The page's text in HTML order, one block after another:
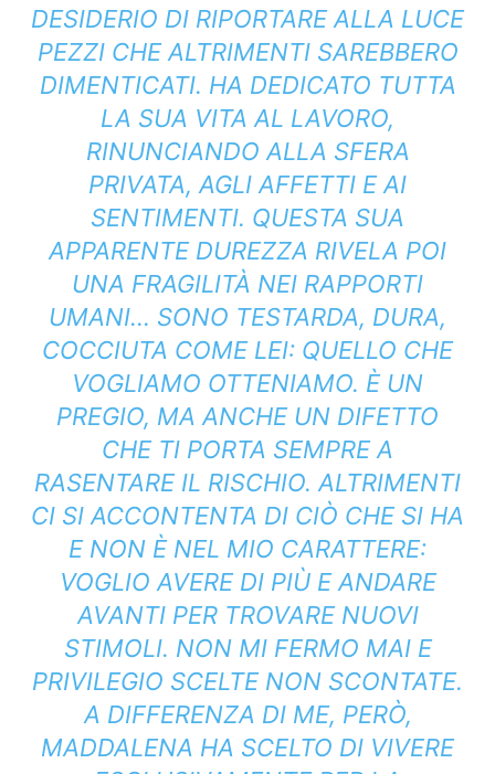
DESIDERIO DI RIPORTARE ALLA LUCE
PEZZI CHE ALTRIMENTI SAREBBERO
DIMENTICATI. HA DEDICATO TUTTA
LA SUA VITA AL LAVORO,
RINUNCIANDO ALLA SFERA
PRIVATA, AGLI AFFETTI E AI
SENTIMENTI. QUESTA SUA
APPARENTE DUREZZA RIVELA POI
UNA FRAGILITÀ NEI RAPPORTI
UMANI… SONO TESTARDA, DURA,
COCCIUTA COME LEI: QUELLO CHE
VOGLIAMO OTTENIAMO. È UN
PREGIO, MA ANCHE UN DIFETTO
CHE TI PORTA SEMPRE A
RASENTARE IL RISCHIO. ALTRIMENTI
CI SI ACCONTENTA DI CIÒ CHE SI HA
E NON È NEL MIO CARATTERE:
VOGLIO AVERE DI PIÙ E ANDARE
AVANTI PER TROVARE NUOVI
STIMOLI. NON MI FERMO MAI E
PRIVILEGIO SCELTE NON SCONTATE.
A DIFFERENZA DI ME, PERÒ,
MADDALENA HA SCELTO DI VIVERE